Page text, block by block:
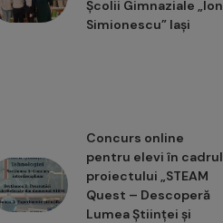
Școlii Gimnaziale „Ion
Simionescu” Iași
Concurs online
pentru elevi în cadrul
proiectului „STEAM
Quest – Descoperă
Lumea Științei și